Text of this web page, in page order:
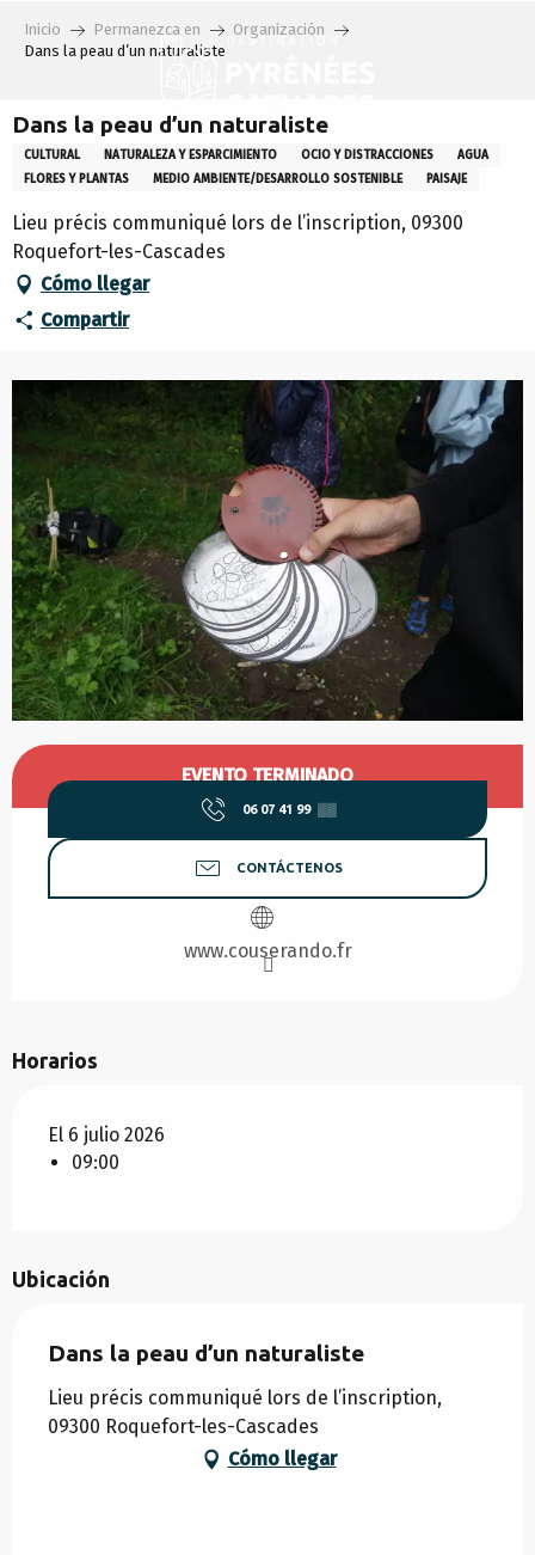
Inicio Permanezca en
Organización
Dans la peau d’un naturaliste
Dans la peau d’un naturaliste
CULTURAL NATURALEZA Y ESPARCIMIENTO OCIO Y DISTRACCIONES
AGUA
FLORES Y PLANTAS
MEDIO AMBIENTE/DESARROLLO SOSTENIBLE PAISAJE
Lieu précis communiqué lors de l’inscription, 09300
Roquefort-les-Cascades
Cómo llegar
Compartir
Horarios y datos de contacto
EVENTO TERMINADO
06 07 41 99 ▒▒
CONTÁCTENOS
www.couserando.fr
Horarios
El 6 julio 2026
09:00
Ubicación
Dans la peau d’un naturaliste
Lieu précis communiqué lors de l’inscription,
09300 Roquefort-les-Cascades
Cómo llegar